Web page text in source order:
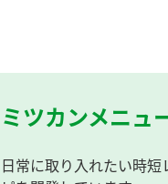
ミツカンメニュ
日常に取り入れたい時